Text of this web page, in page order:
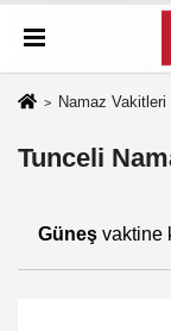
Namaz Vakitleri
Tunceli
Güneş vaktine